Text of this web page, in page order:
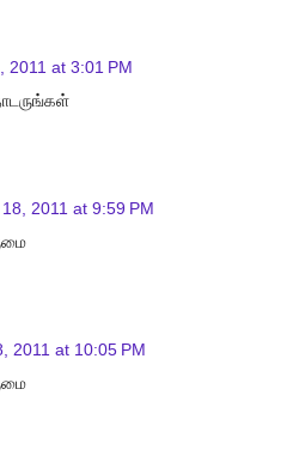
2011 at 3:01 PM
2011 at 9:59 PM
2011 at 10:05 PM